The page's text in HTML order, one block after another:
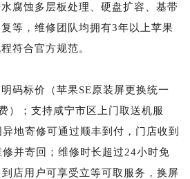
腐蚀多层板处理、硬盘扩容、基带
等，维修团队均拥有3年以上苹果
符合官方规范。
码标价（苹果SE原装屏更换统一
）；支持咸宁市区上门取送机服
地寄修可通过顺丰到付，门店收到
并寄回；维修时长超过24小时免
店用户可享受立等可取服务，换屏